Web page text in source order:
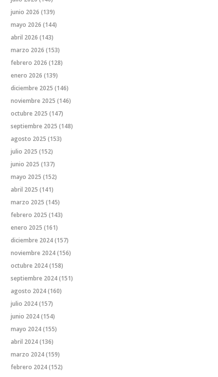
junio 2026 (139)
mayo 2026 (144)
abril 2026 (143)
marzo 2026 (153)
febrero 2026 (128)
enero 2026 (139)
diciembre 2025 (146)
noviembre 2025 (146)
octubre 2025 (147)
septiembre 2025 (148)
agosto 2025 (153)
julio 2025 (152)
junio 2025 (137)
mayo 2025 (152)
abril 2025 (141)
marzo 2025 (145)
febrero 2025 (143)
enero 2025 (161)
diciembre 2024(157)
noviembre 2024(156)
octubre 2024(158)
septiembre 2024(151)
agosto 2024(160)
julio 2024(157)
junio 2024(154)
mayo 2024(155)
abril 2024(136)
marzo 2024(159)
febrero 2024(152)